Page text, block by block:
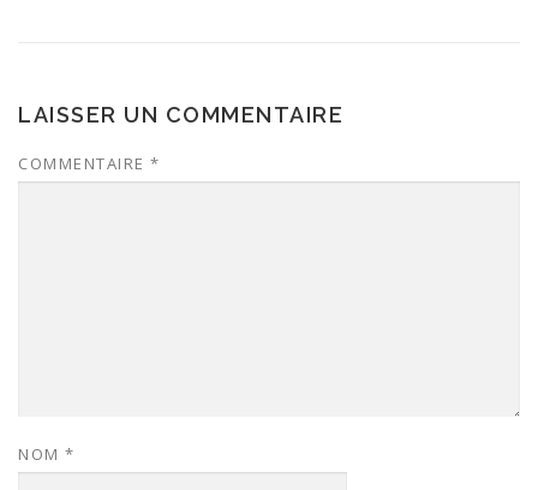
LAISSER UN COMMENTAIRE
COMMENTAIRE *
NOM *